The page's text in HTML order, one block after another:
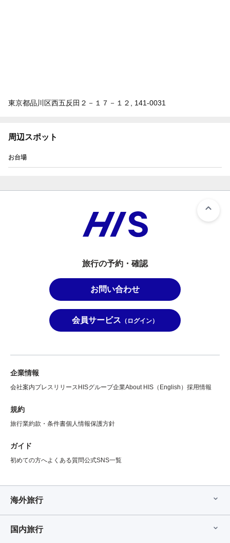
東京都品川区西五反田２－１７－１２, 141-0031
周辺スポット
お台場
旅行の予約・確認
お問い合わせ
会員サービス （ログイン）
企業情報
会社案内プレスリリース HISグループ企業About HIS（English） 採用情報
規約
旅行業約款・条件書個人情報保護方針
ガイド
初めての方へよくある質問公式SNS一覧
海外旅行
国内旅行